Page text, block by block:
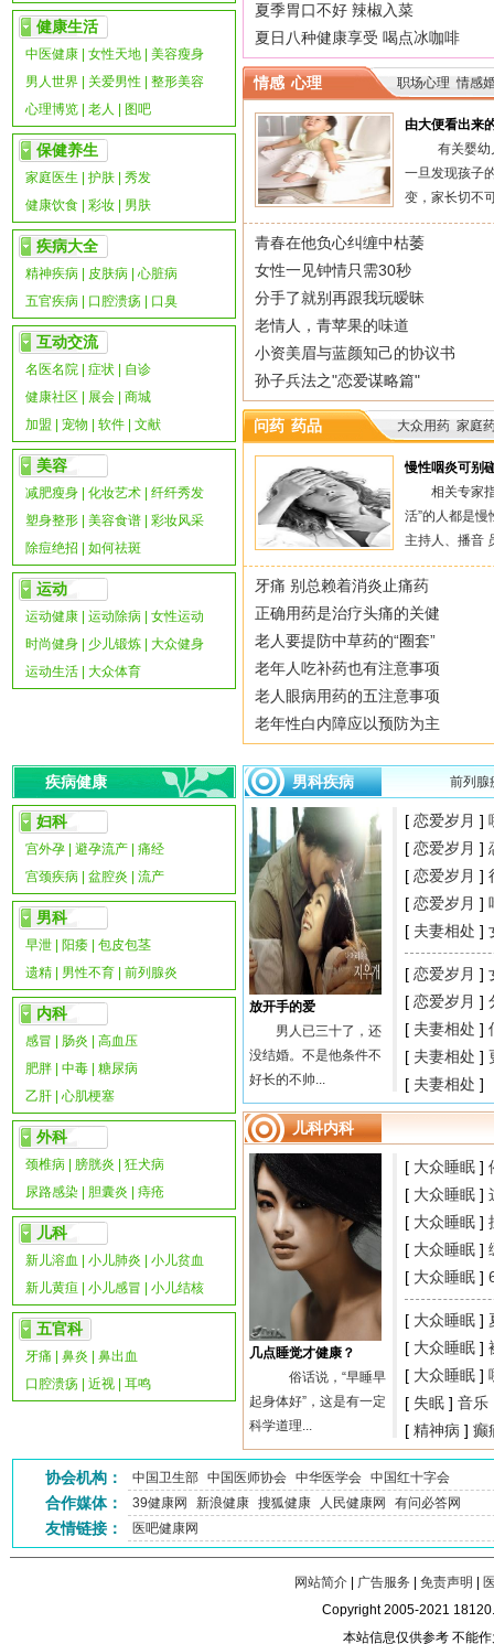
健康生活
中医健康| 女性天地| 美容瘦身
男人世界| 关爱男性| 整形美容
心理博览| 老人 图吧
保健养生
家庭医生 护肤| 秀发
健康饮食| 彩妆| 男肤
疾病大全
精神疾病| 皮肤病| 心脏病
五官疾病| 口腔溃疡 口臭
互动交流
名医名院| 症状|
自诊
健康社区
展会| 商城
加盟
宠物 软件| 文献
美容
减肥瘦身| 化妆艺术| 纤纤秀发
塑身整形| 美容食谱| 彩妆风采
除痘绝招
如何祛斑
运动
运动健康| 运动除病| 女性运动
时尚健身| 少儿锻炼| 大众健身
运动生活| 大众体育
夏季胃口不好 辣椒入菜
夏日八种健康享受 喝点冰咖啡
情感 心理 职场心理 情感
由大便看出来
有关婴幼
一旦发现孩子
变，家长切不
青春在他负心纠缠中枯萎
女性一见钟情只需30秒
分手了就别再跟我玩暧昧
老情人，青苹果的味道
小资美眉与蓝颜知己的协议书
孙子兵法之"恋爱谋略篇"
问药 药品 大众用药 家庭
慢性咽炎可别
相关专家
活”的人都是
主持人、播音
牙痛 别总赖着消炎止痛药
正确用药是治疗头痛的关健
老人要提防中草药的“圈套”
老年人吃补药也有注意事项
老人眼病用药的五注意事项
老年性白内障应以预防为主
疾病健康
妇科
宫外孕| 避孕流产| 痛经
宫颈疾病| 盆腔炎 流产
男科
早泄| 阳痿| 包皮包茎
遗精| 男性不育| 前列腺炎
内科
感冒 肠炎
高血压
肥胖| 中毒
糖尿病
乙肝| 心肌梗塞
外科
颈椎病| 膀胱炎
狂犬病
尿路感染| 胆囊炎 痔疮
儿科
新儿溶血 小儿肺炎
小儿贫血
新儿黄疸
小儿感冒 小儿结核
五官科
牙痛 鼻炎
鼻出血
口腔溃疡
近视| 耳鸣
男科疾病 前列腺
放开手的爱
男人已三十了，还
没结婚。不是他条件不
好长的不帅...
[ 恋爱岁月 ]
[ 恋爱岁月 ]
[ 恋爱岁月 ]
[ 恋爱岁月 ]
[ 夫妻相处 ]
[ 恋爱岁月 ]
[ 恋爱岁月 ]
[ 夫妻相处 ]
[ 夫妻相处 ]
[ 夫妻相处 ]
儿科内科
几点睡觉才健康？
俗话说，“早睡早
起身体好”，这是有一定
科学道理...
[ 大众睡眠 ]
[ 大众睡眠 ]
[ 大众睡眠 ]
[ 大众睡眠 ]
[ 大众睡眠 ]
[ 大众睡眠 ]
[ 大众睡眠 ]
[ 大众睡眠 ]
[ 失眠 ] 音乐
[ 精神病 ] 癫
协会机构： 中国卫生部 中国医师协会 中华医学会 中国红十字会
合作媒体： 39健康网 新浪健康 搜狐健康 人民健康网 有问必答网
友情链接： 医吧健康网
网站简介| 广告服务 免责声明
Copyright 2005-2021
本站信息仅供参考 不能